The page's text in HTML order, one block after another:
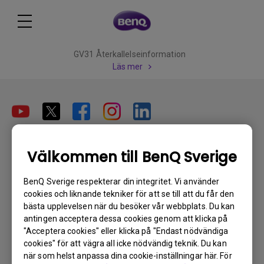
Välkommen till BenQ Sverige
BenQ Sverige respekterar din integritet. Vi använder
cookies och liknande tekniker för att se till att du får den
bästa upplevelsen när du besöker vår webbplats. Du kan
antingen acceptera dessa cookies genom att klicka på
"Acceptera cookies" eller klicka på "Endast nödvändiga
cookies" för att vägra all icke nödvändig teknik. Du kan
när som helst anpassa dina cookie-inställningar här. För
GV31 Återkallelseinformation
Läs mer
Prenumerera
Produkter
Projektorer
Bildskärmar
Belysning
Lösningar
Digital Display
Support